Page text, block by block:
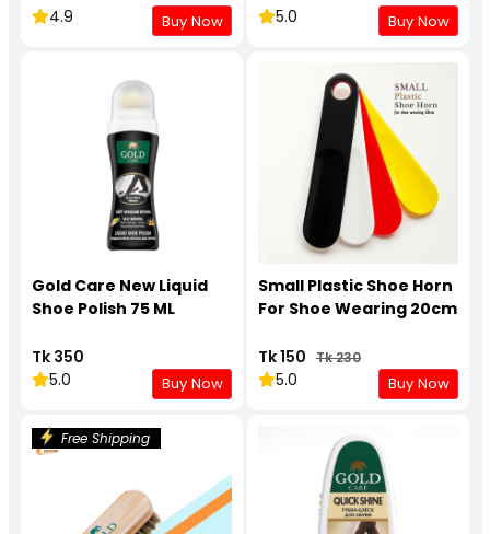
4.9
Buy Now
5.0
Buy Now
Gold Care New Liquid
Shoe Polish 75 ML
Tk 350
5.0
Buy Now
Small Plastic Shoe Horn
For Shoe Wearing 20cm
Tk 150 Tk 230
5.0 Buy Now
Free Shipping